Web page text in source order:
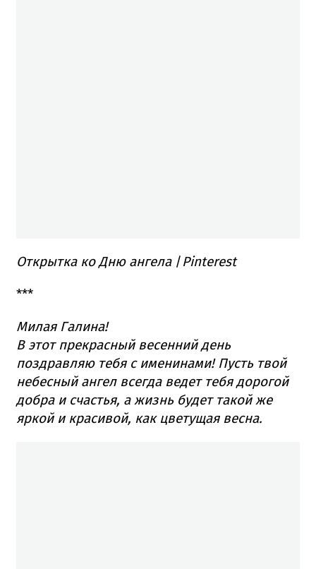
Открытка ко Дню ангела /Pinterest
***
Милая Галина!
В этот прекрасный весенний день
поздравляю тебя с именинами! Пусть твой
небесный ангел всегда ведет тебя дорогой
добра и счастья, а жизнь будет такой же
яркой и красивой, как цветущая весна.